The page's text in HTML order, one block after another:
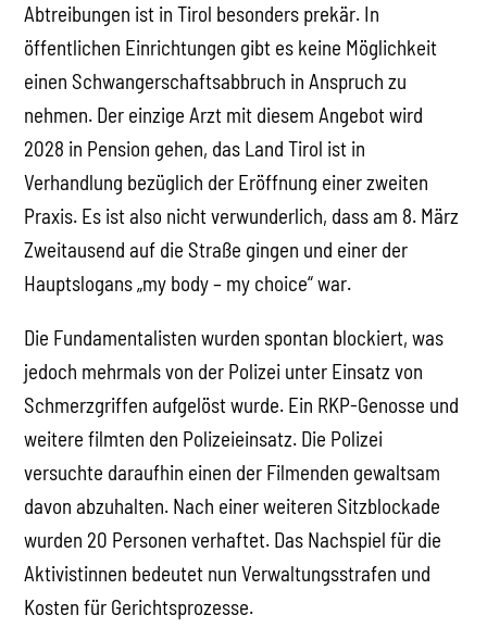
Abtreibungen ist in Tirol besonders prekär. In
öffentlichen Einrichtungen gibt es keine Möglichkeit
einen Schwangerschaftsabbruch in Anspruch zu
nehmen. Der einzige Arzt mit diesem Angebot wird
2028 in Pension gehen, das Land Tirol ist in
Verhandlung bezüglich der Eröffnung einer zweiten
Praxis. Es ist also nicht verwunderlich, dass am 8. März
Zweitausend auf die Straße gingen und einer der
Hauptslogans „my body – my choice“ war.
Die Fundamentalisten wurden spontan blockiert, was
jedoch mehrmals von der Polizei unter Einsatz von
Schmerzgriffen aufgelöst wurde. Ein RKP-Genosse und
weitere filmten den Polizeieinsatz. Die Polizei
versuchte daraufhin einen der Filmenden gewaltsam
davon abzuhalten. Nach einer weiteren Sitzblockade
wurden 20 Personen verhaftet. Das Nachspiel für die
Aktivistinnen bedeutet nun Verwaltungsstrafen und
Kosten für Gerichtsprozesse.